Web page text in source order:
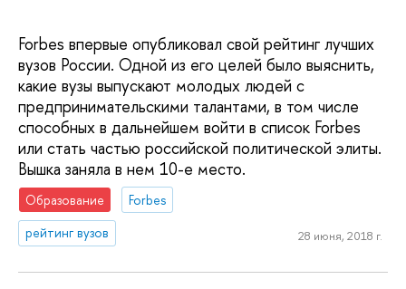
Forbes впервые опубликовал свой рейтинг лучших
вузов России. Одной из его целей было выяснить,
какие вузы выпускают молодых людей с
предпринимательскими талантами, в том числе
способных в дальнейшем войти в список Forbes
или стать частью российской политической элиты.
Вышка заняла в нем 10-е место.
Образование
Forbes
рейтинг вузов
28 июня, 2018 г.